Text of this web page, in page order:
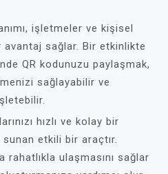
işletmeler ve kişisel
sağlar. Bir etkinlikte
QR kodunuzu paylaşmak,
sağlayabilir ve
hızlı ve kolay bir
etkili bir araçtır.
rahatlıkla ulaşmasını sağlar